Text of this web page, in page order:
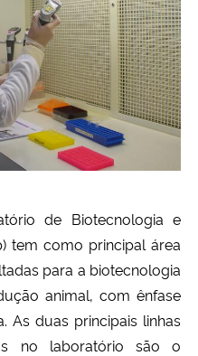
de Biotecnologia e
tem como principal área
para a biotecnologia
animal, com ênfase
As duas principais linhas
no laboratório são o